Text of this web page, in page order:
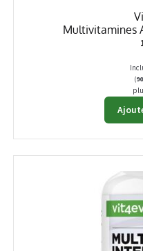
Multivitamines
(